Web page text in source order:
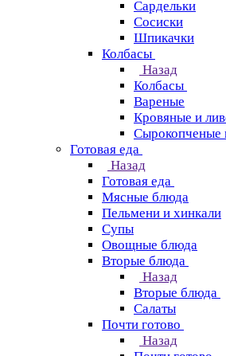
Сардельки
Сосиски
Шпикачки
Колбасы
Назад
Колбасы
Вареные
Кровяные и
Сырокопченые
Готовая еда
Назад
Готовая еда
Мясные блюда
Пельмени и хинкали
Супы
Овощные блюда
Вторые блюда
Назад
Вторые блюда
Салаты
Почти готово
Назад